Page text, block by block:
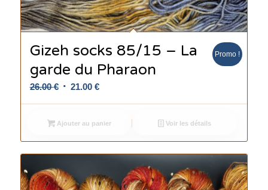
Gizeh socks 85/15 – La
garde du Pharaon
26.00€ Le
était :
26.00 €.
21.00 €Le
est :
21.00 €.
Promo !
Ajouter au panier Voir les détails